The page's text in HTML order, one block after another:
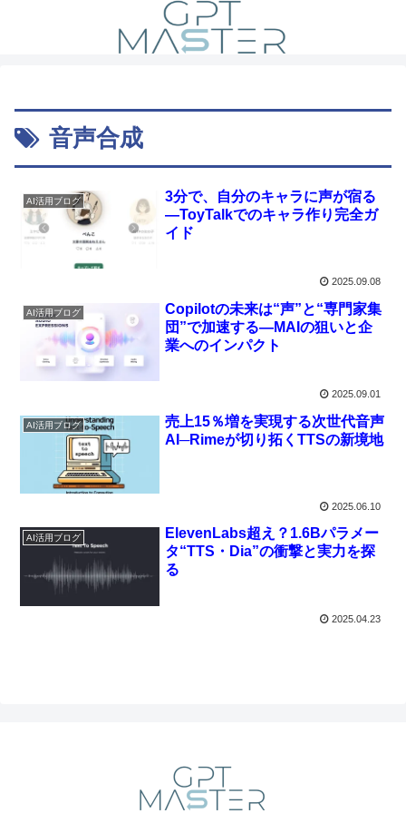
音声合成
AI活用ブログ
3分で、自分のキャラに声が宿る
―ToyTalkでのキャラ作り完全ガ
イド
2025.09.08
AI活用ブログ
Copilotの未来は“声”と“専門家集
団”で加速する—MAIの狙いと企
業へのインパクト
2025.09.01
AI活用ブログ
売上15％増を実現する次世代音声
AI─Rimeが切り拓くTTSの新境地
2025.06.10
AI活用ブログ
ElevenLabs超え？1.6Bパラメー
タ“TTS・Dia”の衝撃と実力を探
る
2025.04.23